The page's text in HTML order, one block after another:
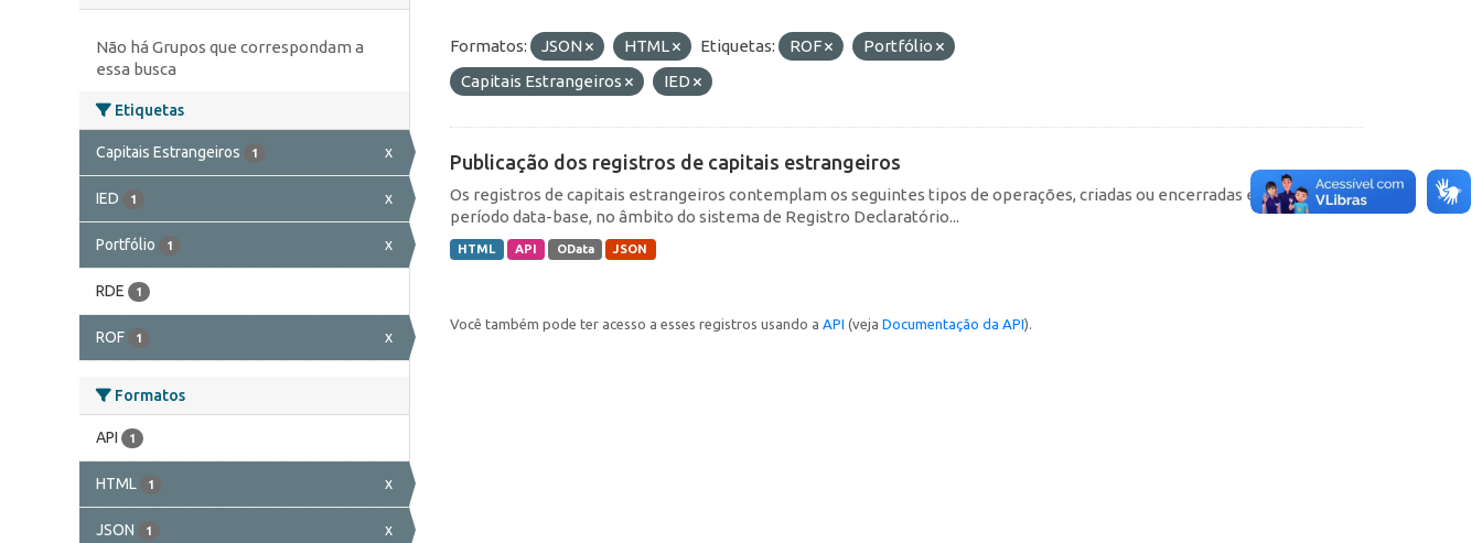
Não há Grupos que correspondam a
essa busca
Etiquetas
Capitais Estrangeiros 1 x
IED 1 x
Portfólio 1 x
RDE 1
ROF 1 x
Formatos
API 1
HTML 1 x
JSON 1 x
Formatos: JSON HTML Etiquetas: ROF
Portfólio
Capitais Estrangeiros
IED
Publicação dos registros de capitais estrangeiros
Os registros de capitais estrangeiros contemplam os seguintes tipos de operações, criadas ou encerradas em cada
período data-base, no âmbito do sistema de Registro Declaratório...
HTML API OData JSON
Você também pode ter acesso a esses registros usando a API (veja Documentação da API).